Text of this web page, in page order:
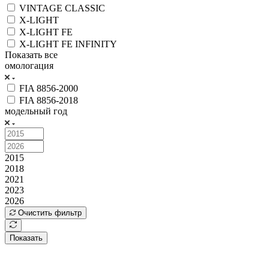
VINTAGE CLASSIC
X-LIGHT
X-LIGHT FE
X-LIGHT FE INFINITY
Показать все
омологация
FIA 8856-2000
FIA 8856-2018
модельный год
2015
2018
2021
2023
2026
Очистить фильтр
Показать